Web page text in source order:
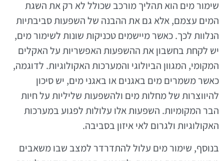
שימור מים הוא תהליך מורכב שכולל לא רק את השגת
המים עצמם, אלא גם את ההבנה של השפעות סביבתיות
הנלוות לכך. כאשר מיישמים טכניקות שונות לשימור מים,
יש לקחת בחשבון את ההשפעות האפשריות על האקלים
המקומי, המגוון הביולוגי והמערכות האקולוגיות. לדוגמה,
כאשר משמרים מים באגנים או באגני מים, יש סיכון
להיווצרות של מחלות מים ולהשפעות שליליות על חיות
הבר המקומיות. השפעות אלו עלולות לפגוע במערכות
האקולוגיות ולגרום לאי איזון בסביבה.
בנוסף, שימור מים עלול להתדרדר למצב שבו משאבים